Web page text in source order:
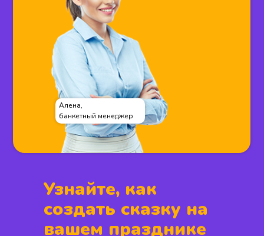
Узнайте, как
создать сказку на
вашем празднике
Алена,
банкетный менеджер